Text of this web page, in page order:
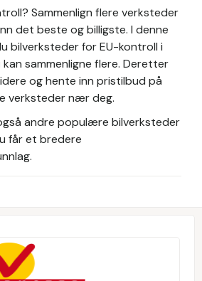
Sammenlign flere verksteder
det beste og billigste. I denne
bilverksteder for EU-kontroll i
kan sammenligne flere. Deretter
og hente inn pristilbud på
verksteder nær deg.
andre populære bilverksteder
får et bredere